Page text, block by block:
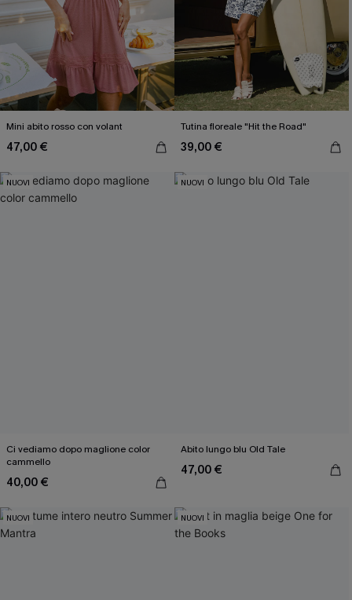
Mini abito rosso con volant
47,00 €
Tutina floreale "Hit the Road"
39,00 €
NUOVI
Ci vediamo dopo maglione color
cammello
40,00 €
NUOVI
Abito lungo blu Old Tale
47,00 €
NUOVI NUOVI